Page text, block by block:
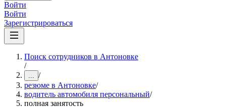
Войти
Войти
Зарегистрироваться
Поиск сотрудников в Антоновке
/
... /
резюме в Антоновке/
водитель автомобиля персональный/
полная занятость